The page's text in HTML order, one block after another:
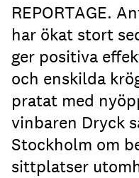
REPORTAGE.
har ökat stort
ger positiva
och enskilda
pratat med
vinbaren Dryck
Stockholm om
sittplatser